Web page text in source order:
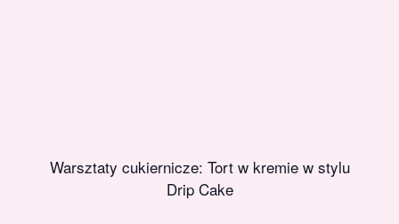
Warsztaty cukiernicze: Tort w kremie w stylu
Drip Cake